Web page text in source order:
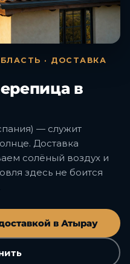
· ДОСТАВКА
в
— служит
Доставка
солёный воздух и
здесь не боится
в Атырау